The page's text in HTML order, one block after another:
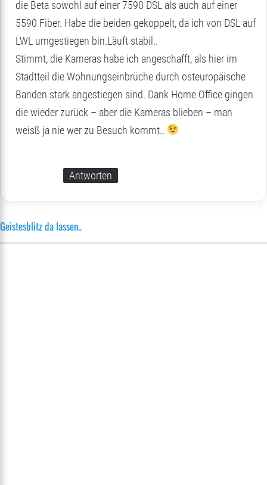
:
die Beta sowohl auf einer 7590 DSL als auch auf einer
5590 Fiber. Habe die beiden gekoppelt, da ich von DSL auf
LWL umgestiegen bin.Läuft stabil..
Stimmt, die Kameras habe ich angeschafft, als hier im
Stadtteil die Wohnungseinbrüche durch osteuropäische
Banden stark angestiegen sind. Dank Home Office gingen
die wieder zurück – aber die Kameras blieben – man
weisß ja nie wer zu Besuch kommt..
Antworten
Geistesblitz da lassen..